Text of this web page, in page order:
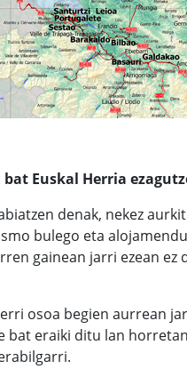
Euskal Herria
denak, nekez
bulego eta
gainean jarri ezean ez
osoa begien aurrean
bat eraiki ditu lan